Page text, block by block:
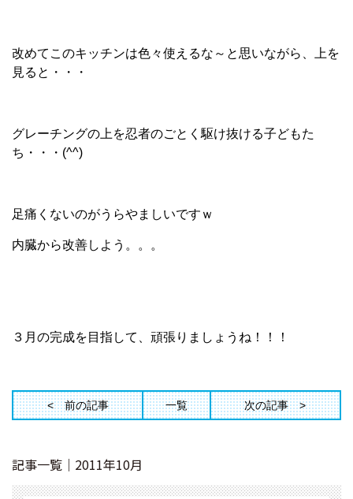
改めてこのキッチンは色々使えるな～と思いながら、上を
見ると・・・
グレーチングの上を忍者のごとく駆け抜ける子どもた
ち・・・(^^)
足痛くないのがうらやましいですｗ
内臓から改善しよう。。。
３月の完成を目指して、頑張りましょうね！！！
前の記事 一覧 次の記事
記事一覧｜2011年10月